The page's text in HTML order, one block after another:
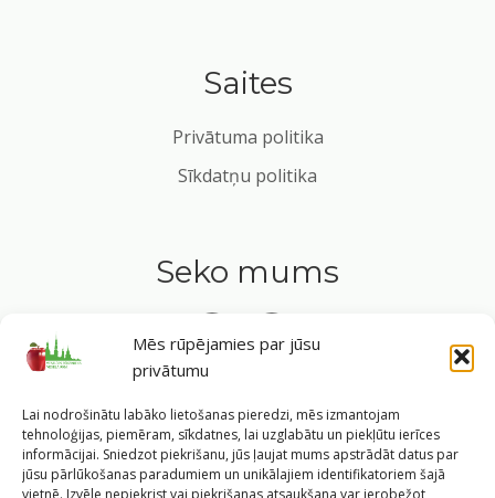
Mēs rūpējamies par jūsu
privātumu
Lai nodrošinātu labāko lietošanas pieredzi, mēs izmantojam
tehnoloģijas, piemēram, sīkdatnes, lai uzglabātu un piekļūtu ierīces
informācijai. Sniedzot piekrišanu, jūs ļaujat mums apstrādāt datus par
jūsu pārlūkošanas paradumiem un unikālajiem identifikatoriem šajā
vietnē. Izvēle nepiekrist vai piekrišanas atsaukšana var ierobežot
Saites
Privātuma politika
Sīkdatņu politika
Seko mums